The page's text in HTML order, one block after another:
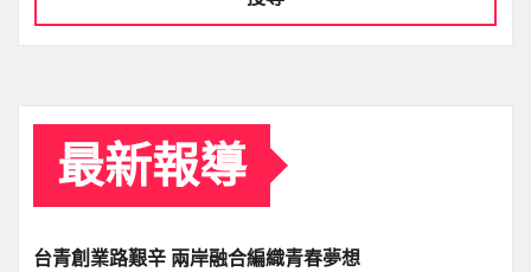
最新報導
台青創業路艱辛 兩岸融合編織青春夢想